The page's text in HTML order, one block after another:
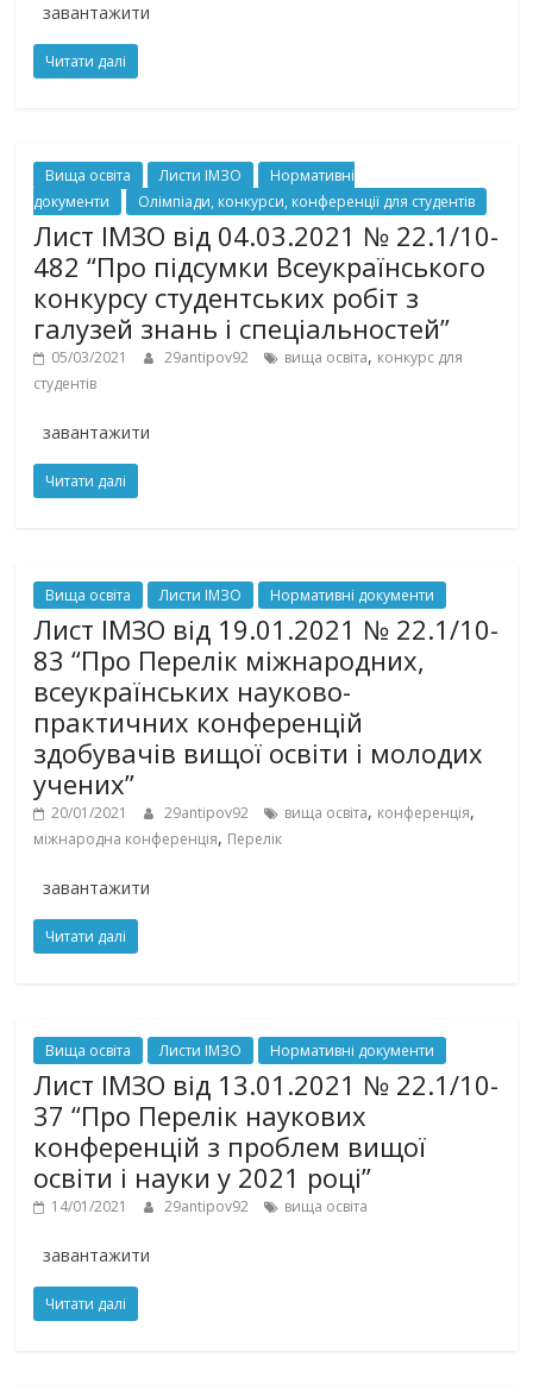
завантажити
Читати далі
Вища освіта Листи ІМЗО
Нормативні
документи
Олімпіади, конкурси, конференції для студентів
Лист ІМЗО від 04.03.2021 № 22.1/10-
482 “Про підсумки Всеукраїнського
конкурсу студентських робіт з
галузей знань і спеціальностей”
05/03/2021 29antipov92 вища освіта, конкурс для
студентів
завантажити
Читати далі
Вища освіта Листи ІМЗО Нормативні документи
Лист ІМЗО від 19.01.2021 № 22.1/10-
83 “Про Перелік міжнародних,
всеукраїнських науково-
практичних конференцій
здобувачів вищої освіти і молодих
учених”
20/01/2021 29antipov92 вища освіта, конференція,
міжнародна конференція, Перелік
завантажити
Читати далі
Вища освіта Листи ІМЗО Нормативні документи
Лист ІМЗО від 13.01.2021 № 22.1/10-
37 “Про Перелік наукових
конференцій з проблем вищої
освіти і науки у 2021 році”
14/01/2021 29antipov92 вища освіта
завантажити
Читати далі